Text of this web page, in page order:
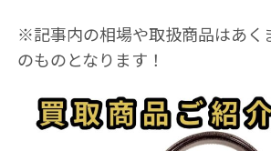
※記事内の相場や取扱商品はあく
のものとなります！